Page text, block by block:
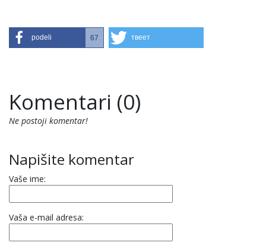
podeli 67 твеет
Komentari (0)
Ne postoji komentar!
Napišite komentar
Vaše ime:
Vaša e-mail adresa: